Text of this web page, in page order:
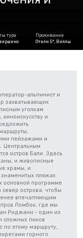
тура
Проживание
Отели 5*, Виллы
альпинист и
захватывающих
уголкам
и
пейзажами и
Центральным
остров Бали. Здесь
и живописные
храмы, и
пляжах
основной программе
острова, чтобы
впечатляющим
Ломбок, где мы
Риджани - один из
сложных пиков
по этому маршруту,
горного